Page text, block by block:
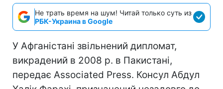
Не трать время на шум! Читай только суть из
РБК-Украина в Google
У Афганістані звільнений дипломат,
викрадений в 2008 р. в Пакистані,
передає Associated Press. Консул Абдул